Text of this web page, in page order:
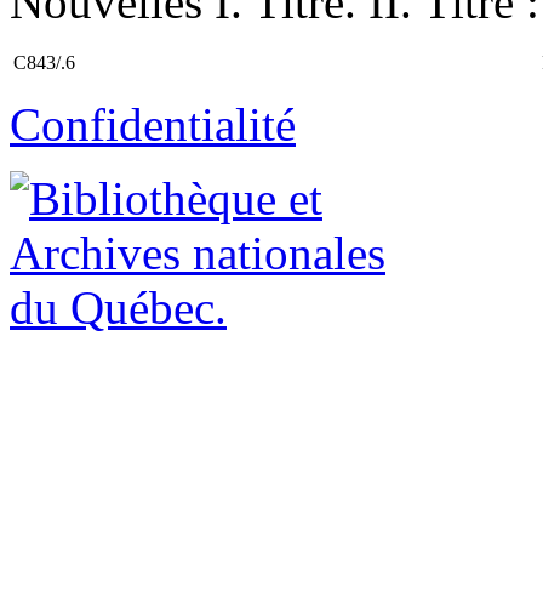
C843/.6
Confidentialité